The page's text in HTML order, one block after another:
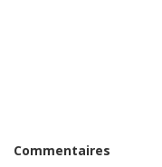
Commentaires